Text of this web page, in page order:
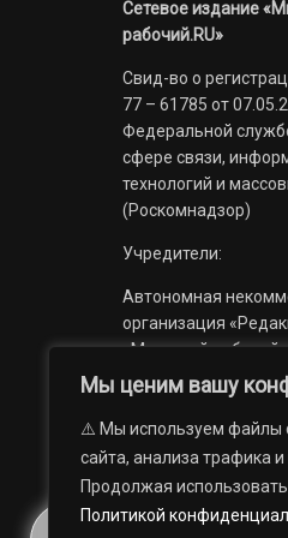
Мы ценим вашу
⚠️ Мы используем файлы
сайта, анализа трафика
Продолжая
Политикой
Сетевое издание
рабочий.RU»
Свид-во о
77 – 61785 от
Федеральной
сфере связи,
технологий и
(Роскомнадзор)
Учредители:
Автономная
организация
«Миасский
Областное
учреждение